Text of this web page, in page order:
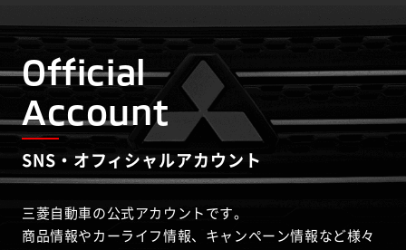
Official
Account
SNS・オフィシャルアカウント
三菱自動車の公式アカウントです。
商品情報やカーライフ情報、キャンペーン情報など様々